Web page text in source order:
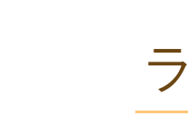
ラ